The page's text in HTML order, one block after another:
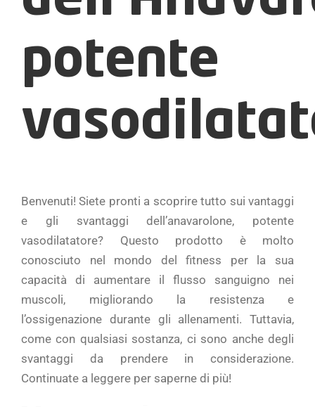
potente
Benvenuti! Siete pronti a scoprire tutto sui vantaggi
e gli svantaggi dell’anavarolone, potente
vasodilatatore? Questo prodotto è molto
conosciuto nel mondo del fitness per la sua
capacità di aumentare il flusso sanguigno nei
muscoli, migliorando la resistenza e
l’ossigenazione durante gli allenamenti. Tuttavia,
come con qualsiasi sostanza, ci sono anche degli
svantaggi da prendere in considerazione.
Continuate a leggere per saperne di più!